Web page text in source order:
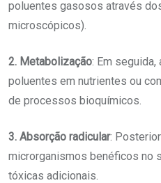
poluentes gasosos através
microscópicos).
2. Metabolização: Em
poluentes em nutrientes ou
de processos bioquímicos.
3. Absorção radicular:
microrganismos benéficos no
tóxicas adicionais.